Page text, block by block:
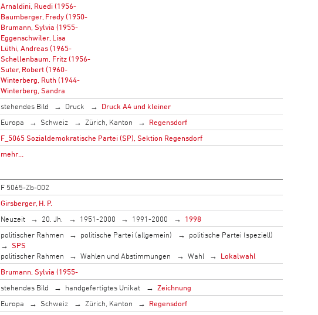
Arnaldini, Ruedi (1956-
Baumberger, Fredy (1950-
Brumann, Sylvia (1955-
Eggenschwiler, Lisa
Lüthi, Andreas (1965-
Schellenbaum, Fritz (1956-
Suter, Robert (1960-
Winterberg, Ruth (1944-
Winterberg, Sandra
stehendes Bild Druck
Druck A4 und kleiner
Europa Schweiz Zürich, Kanton
Regensdorf
F_5065 Sozialdemokratische Partei (SP), Sektion Regensdorf
mehr…
F 5065-Zb-002
Girsberger, H. P.
Neuzeit 20. Jh. 1951-2000 1991-2000
1998
politischer Rahmen politische Partei (allgemein)
politische Partei (speziell)
SPS
politischer Rahmen
Wahlen und Abstimmungen Wahl
Lokalwahl
Brumann, Sylvia (1955-
stehendes Bild handgefertigtes Unikat
Zeichnung
Europa Schweiz Zürich, Kanton
Regensdorf